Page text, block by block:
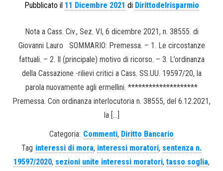
Pubblicato il 11 Dicembre 2021 di Dirittodelrisparmio
Nota a Cass. Civ., Sez. VI, 6 dicembre 2021, n. 38555. di
Giovanni Lauro SOMMARIO: Premessa. – 1. Le circostanze
fattuali. – 2. Il (principale) motivo di ricorso. – 3. L’ordinanza
della Cassazione -rilievi critici a Cass. SS.UU. 19597/20, la
parola nuovamente agli ermellini. ********************
Premessa. Con ordinanza interlocutoria n. 38555, del 6.12.2021,
la […]
Categoria: Commenti, Diritto Bancario
Tag interessi di mora, interessi moratori, sentenza n.
19597/2020, sezioni unite interessi moratori, tasso soglia,